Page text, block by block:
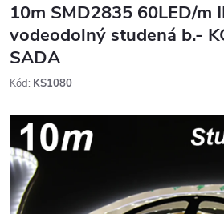
10m SMD2835 60LED/m
vodeodolný studená b.-
SADA
Kód: KS1080